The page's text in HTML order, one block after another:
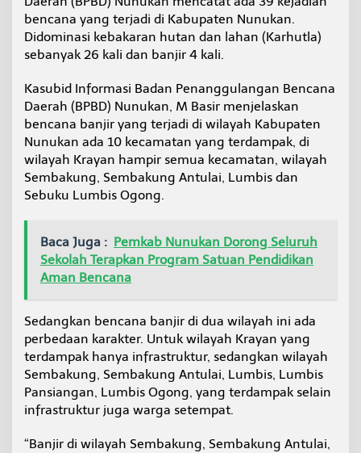
bencana yang terjadi di Kabupaten Nunukan.
Didominasi kebakaran hutan dan lahan (Karhutla)
sebanyak 26 kali dan banjir 4 kali.
Kasubid Informasi Badan Penanggulangan Bencana
Daerah (BPBD) Nunukan, M Basir menjelaskan
bencana banjir yang terjadi di wilayah Kabupaten
Nunukan ada 10 kecamatan yang terdampak, di
wilayah Krayan hampir semua kecamatan, wilayah
Sembakung, Sembakung Antulai, Lumbis dan
Sebuku Lumbis Ogong.
Baca Juga : Pemkab Nunukan Dorong Seluruh
Sekolah Terapkan Program Satuan Pendidikan
Aman Bencana
Sedangkan bencana banjir di dua wilayah ini ada
perbedaan karakter. Untuk wilayah Krayan yang
terdampak hanya infrastruktur, sedangkan wilayah
Sembakung, Sembakung Antulai, Lumbis, Lumbis
Pansiangan, Lumbis Ogong, yang terdampak selain
infrastruktur juga warga setempat.
“Banjir di wilayah Sembakung, Sembakung Antulai,